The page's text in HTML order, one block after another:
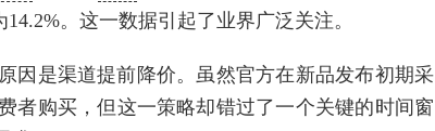
。这一数据引起了业界广泛关注。
因是渠道提前降价。虽然官方在新品发布初期采
者购买，但这一策略却错过了一个关键的时间窗